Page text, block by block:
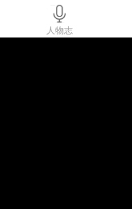
江苏省南京市本案延续现
了围绕时尚
人物志